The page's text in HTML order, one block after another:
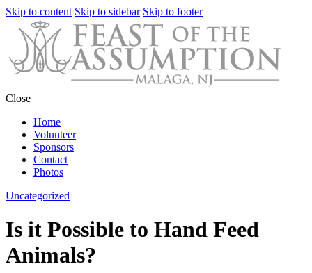
Skip to content Skip to sidebar Skip to footer
Close
Home
Volunteer
Sponsors
Contact
Photos
Uncategorized
Is it Possible to Hand Feed
Animals?